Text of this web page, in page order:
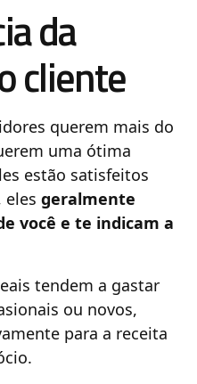
da
cliente
querem mais do
uma ótima
estão satisfeitos
elesgeralmente
você e te indicam a
tendem a gastar
ou novos,
para a receita